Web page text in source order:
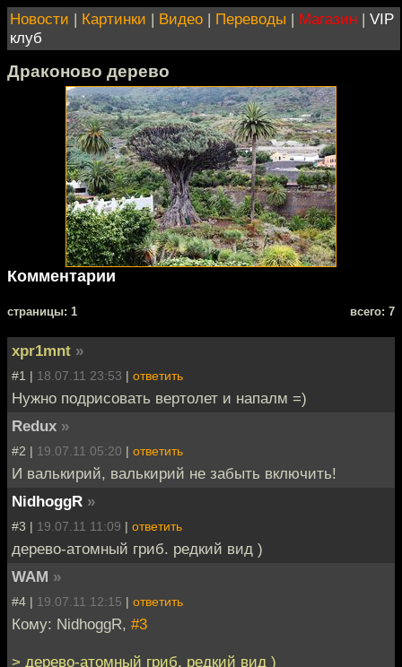
Новости | Картинки | Видео | Переводы | Магазин | VIP
клуб
Драконово дерево
Комментарии
cтраницы: 1 всего: 7
xpr1mnt »
#1 | 18.07.11 23:53 | ответить
Нужно подрисовать вертолет и напалм =)
Redux »
#2 | 19.07.11 05:20 | ответить
И валькирий, валькирий не забыть включить!
NidhoggR »
#3 | 19.07.11 11:09 | ответить
дерево-атомный гриб. редкий вид )
WAM »
#4 | 19.07.11 12:15 | ответить
Кому: NidhoggR, #3
> дерево-атомный гриб. редкий вид )